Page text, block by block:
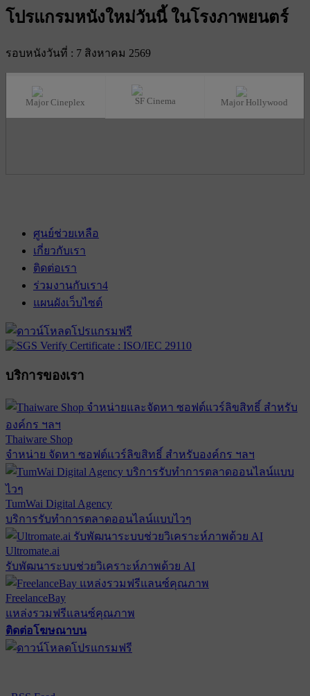
โปรแกรมหนังใหม่วันนี้ ในโรงภาพยนตร์
รอบหนังวันที่ : 7 สิงหาคม 2569
Major Cineplex SF Cinema Major Hollywood
ศูนย์ช่วยเหลือ
เกี่ยวกับเรา
ติดต่อเรา
ร่วมงานกับเรา4
แผนผังเว็บไซต์
บริการของเรา
Thaiware Shop
จำหน่าย จัดหา ซอฟต์แวร์ลิขสิทธิ์ สำหรับองค์กร ฯลฯ
TumWai Digital Agency
บริการรับทำการตลาดออนไลน์แบบไวๆ
Ultromate.ai
รับพัฒนาระบบช่วยวิเคราะห์ภาพด้วย AI
FreelanceBay
แหล่งรวมฟรีแลนซ์คุณภาพ
ติดต่อโฆษณาบน